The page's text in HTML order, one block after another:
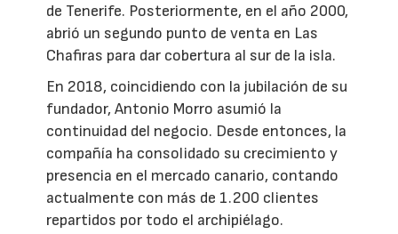
de Tenerife. Posteriormente, en el año 2000,
abrió un segundo punto de venta en Las
Chafiras para dar cobertura al sur de la isla.
En 2018, coincidiendo con la jubilación de su
fundador, Antonio Morro asumió la
continuidad del negocio. Desde entonces, la
compañía ha consolidado su crecimiento y
presencia en el mercado canario, contando
actualmente con más de 1.200 clientes
repartidos por todo el archipiélago.